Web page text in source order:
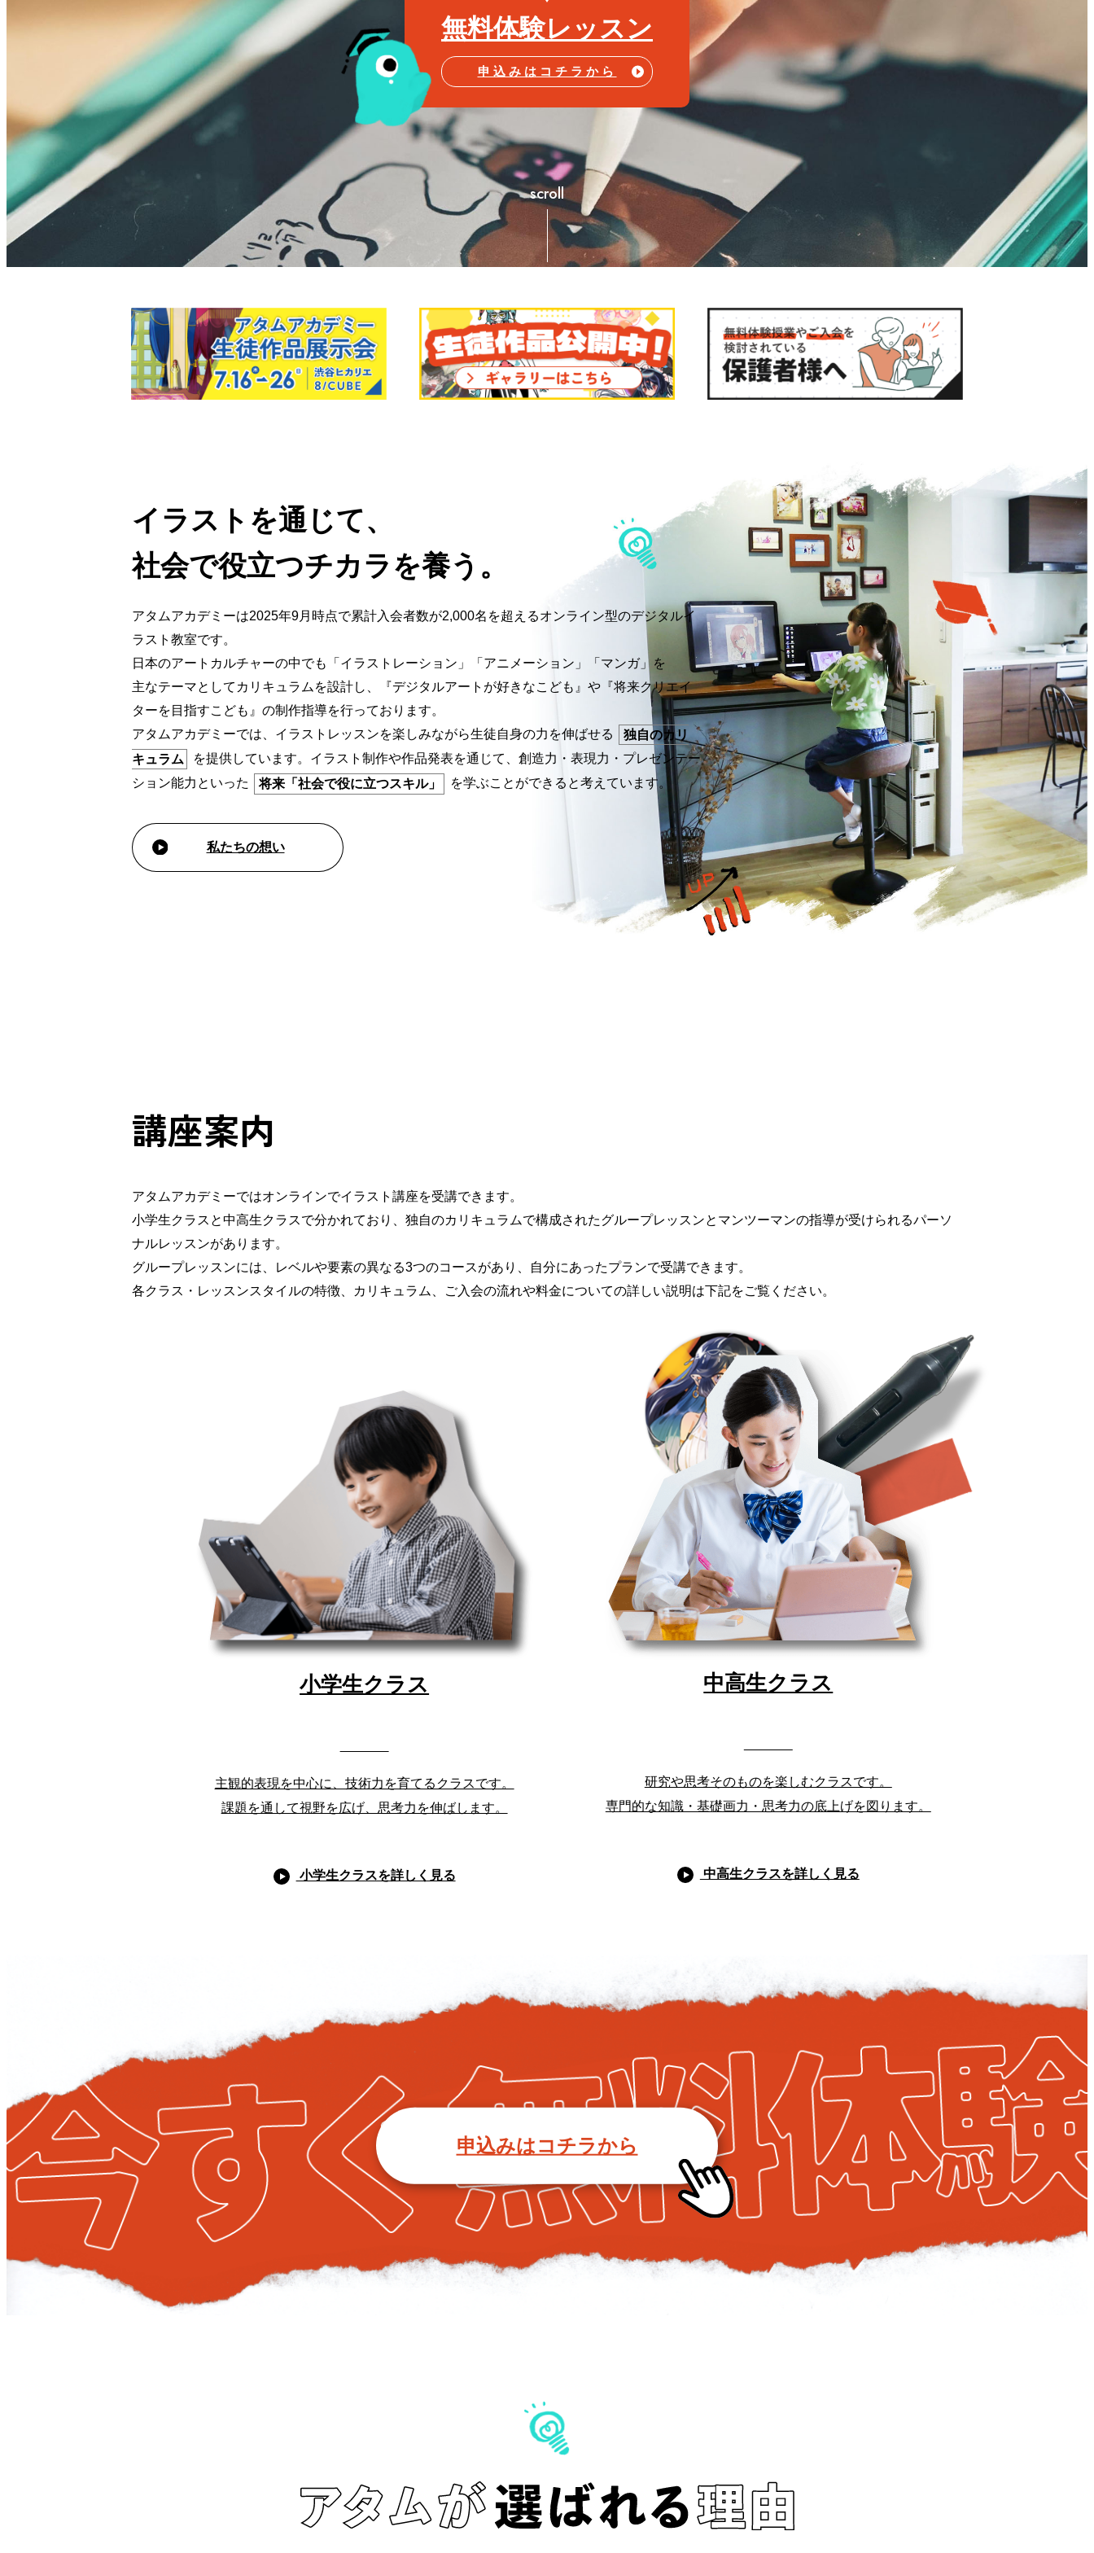
無料体験レッスン
申込みはコチラから
scroll
イラストを通じて、
社会で役立つチカラを養う。
アタムアカデミーは2025年9月時点で累計入会者数が2,000名を超えるオンライン型のデジタルイ
ラスト教室です。
日本のアートカルチャーの中でも「イラストレーション」「アニメーション」「マンガ」を
主なテーマとしてカリキュラムを設計し、『デジタルアートが好きなこども』や『将来クリエイ
ターを目指すこども』の制作指導を行っております。
アタムアカデミーでは、イラストレッスンを楽しみながら生徒自身の力を伸ばせる
独自のカリ
キュラム
を提供しています。イラスト制作や作品発表を通じて、創造力・表現力・プレゼンテー
ション能力といった
将来「社会で役に立つスキル」 を学ぶことができると考えています。
私たちの想い
講座案内
アタムアカデミーではオンラインでイラスト講座を受講できます。
小学生クラスと中高生クラスで分かれており、独自のカリキュラムで構成されたグループレッスンとマンツーマンの指導が受けられるパーソ
ナルレッスンがあります。
グループレッスンには、レベルや要素の異なる3つのコースがあり、自分にあったプランで受講できます。
各クラス・レッスンスタイルの特徴、カリキュラム、ご入会の流れや料金についての詳しい説明は下記をご覧ください。
小学生クラス
主観的表現を中心に、技術力を育てるクラスです。
課題を通して視野を広げ、思考力を伸ばします。
小学生クラスを詳しく見る
中高生クラス
研究や思考そのものを楽しむクラスです。
専門的な知識・基礎画力・思考力の底上げを図ります。
中高生クラスを詳しく見る
申込みはコチラから